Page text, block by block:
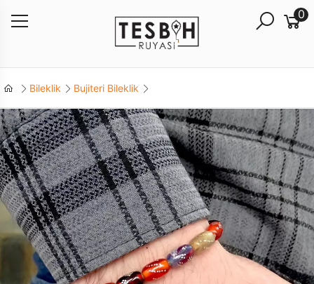
0
Bileklik Bujiteri Bileklik